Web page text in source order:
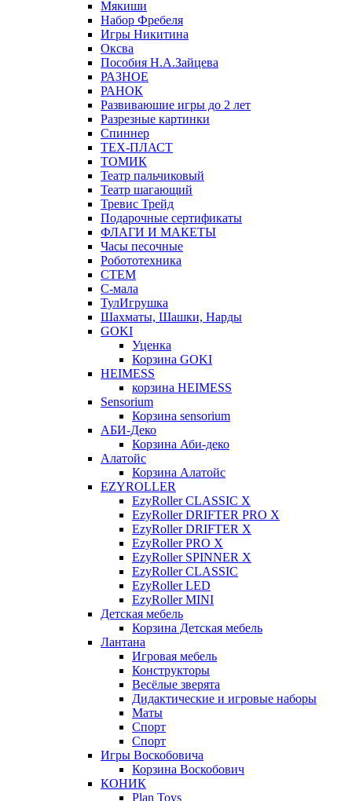
Мякиши
Набор Фребеля
Игры Никитина
Оксва
Пособия Н.А.Зайцева
РАЗНОЕ
РАНОК
Развиваюшие игры до 2 лет
Разрезные картинки
Спиннер
ТЕХ-ПЛАСТ
ТОМИК
Театр пальчиковый
Театр шагающий
Тревис Трейд
Подарочные сертификаты
ФЛАГИ И МАКЕТЫ
Часы песочные
Робототехника
СТЕМ
С-мала
ТулИгрушка
Шахматы, Шашки, Нарды
GOKI
Уценка
Корзина GOKI
HEIMESS
корзина HEIMESS
Sensorium
Корзина sensorium
АБИ-Деко
Корзина Аби-деко
Алатойс
Корзина Алатойс
EZYROLLER
EzyRoller CLASSIC X
EzyRoller DRIFTER PRO X
EzyRoller DRIFTER X
EzyRoller PRO X
EzyRoller SPINNER X
EzyRoller CLASSIC
EzyRoller LED
EzyRoller MINI
Детская мебель
Корзина Детская мебель
Лантана
Игровая мебель
Конструкторы
Весёлые зверята
Дидактические и игровые наборы
Маты
Спорт
Спорт
Игры Воскобовича
Корзина Воскобович
КОНИК
Plan Toys